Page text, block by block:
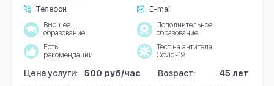
Телефон
E-mail
Высшее
образование
Дополнительное
образование
Есть
рекомендации
Тест на антитела
Covid-19
Цена услуги: 500 руб/час Возраст: 45 лет